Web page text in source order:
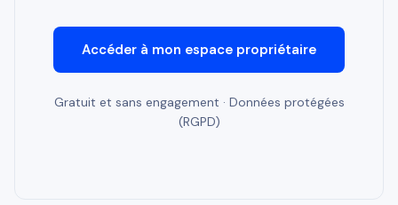
Accéder à mon espace propriétaire
Gratuit et sans engagement · Données protégées
(RGPD)